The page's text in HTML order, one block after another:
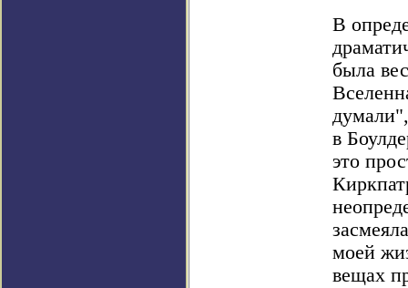
В
была
в
это
моей
вещах